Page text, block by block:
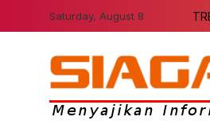
Saturday, August 8